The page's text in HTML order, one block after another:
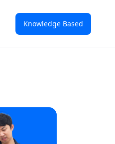
Knowledge Based